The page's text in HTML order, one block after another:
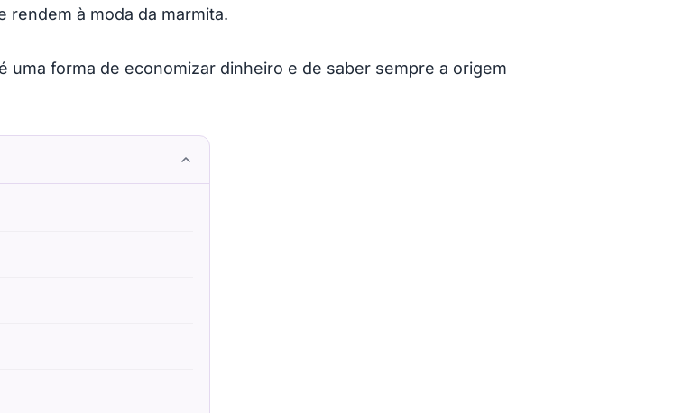
rendem à moda da marmita.
uma forma de economizar dinheiro e de saber sempre a origem